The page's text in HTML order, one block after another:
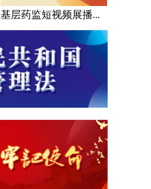
基层药监短视频展播...